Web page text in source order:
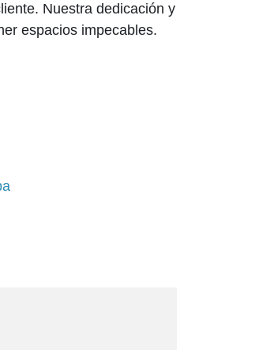
Nuestra dedicación y
espacios impecables.